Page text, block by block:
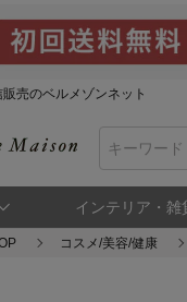
売のベルメゾンネット
インテリア・雑
コスメ/美容/健康